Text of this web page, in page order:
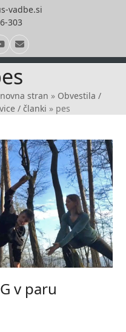
vadbe.si
303
Email
stran » Obvestila /
/ članki » pes
v paru